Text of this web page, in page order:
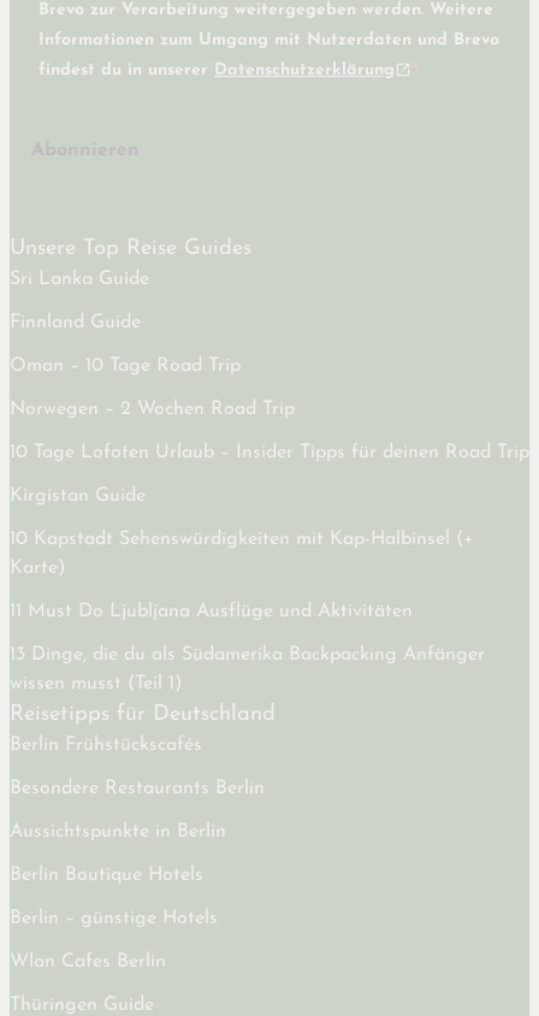
Brevo zur Verarbeitung weitergegeben werden. Weitere
Informationen zum Umgang mit Nutzerdaten und Brevo
findest du in unserer Datenschutzerklärung
Unsere Top Reise Guides
Sri Lanka Guide
Finnland Guide
Oman – 10 Tage Road Trip
Norwegen – 2 Wochen Road Trip
10 Tage Lofoten Urlaub – Insider Tipps für deinen Road Trip
Kirgistan Guide
10 Kapstadt Sehenswürdigkeiten mit Kap-Halbinsel (+
Karte)
11 Must Do Ljubljana Ausflüge und Aktivitäten
13 Dinge, die du als Südamerika Backpacking Anfänger
wissen musst (Teil 1)
Reisetipps für Deutschland
Berlin Frühstückscafés
Besondere Restaurants Berlin
Aussichtspunkte in Berlin
Berlin Boutique Hotels
Berlin – günstige Hotels
Wlan Cafes Berlin
Thüringen Guide